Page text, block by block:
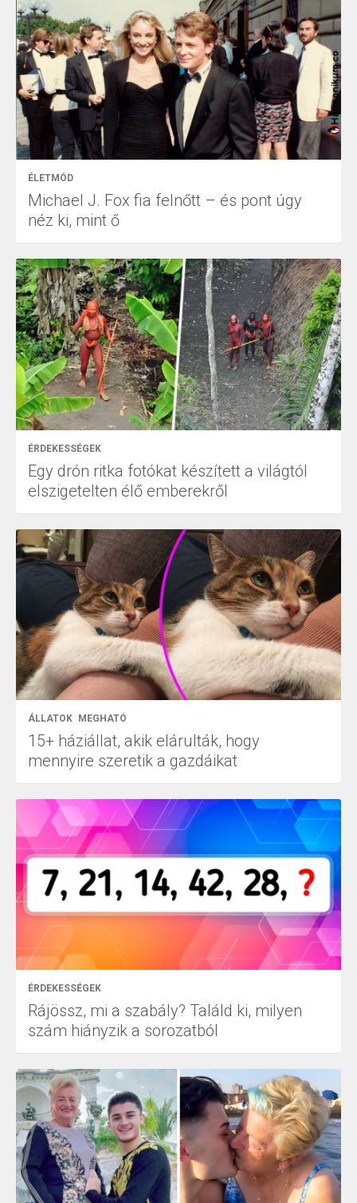
ÉLETMÓD
Michael J. Fox fia felnőtt – és pont úgy
néz ki, mint ő
ÉRDEKESSÉGEK
Egy drón ritka fotókat készített a világtól
elszigetelten élő emberekről
ÁLLATOK MEGHATÓ
15+ háziállat, akik elárulták, hogy
mennyire szeretik a gazdáikat
ÉRDEKESSÉGEK
Rájössz, mi a szabály? Találd ki, milyen
szám hiányzik a sorozatból